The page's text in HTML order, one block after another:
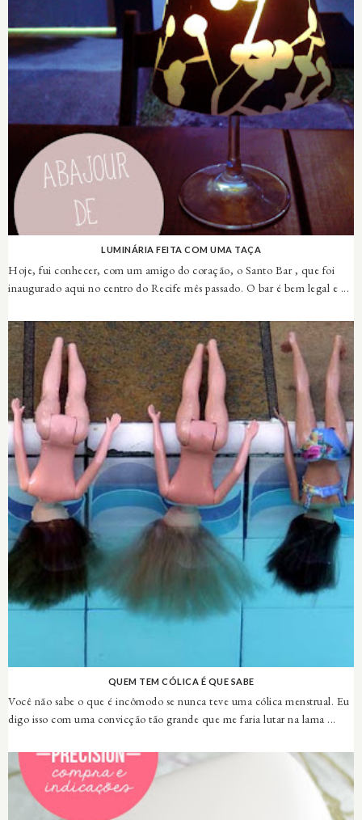
LUMINÁRIA FEITA COM UMA TAÇA
Hoje, fui conhecer, com um amigo do coração, o Santo Bar , que foi
inaugurado aqui no centro do Recife mês passado. O bar é bem legal e ...
QUEM TEM CÓLICA É QUE SABE
Você não sabe o que é incômodo se nunca teve uma cólica menstrual. Eu
digo isso com uma convicção tão grande que me faria lutar na lama ...